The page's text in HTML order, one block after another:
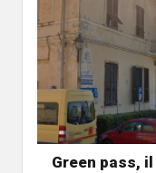
Green pass,